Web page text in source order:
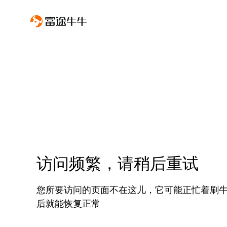
访问频繁，请稍后重试
您所要访问的页面不在这儿，它可能正忙着刷
后就能恢复正常